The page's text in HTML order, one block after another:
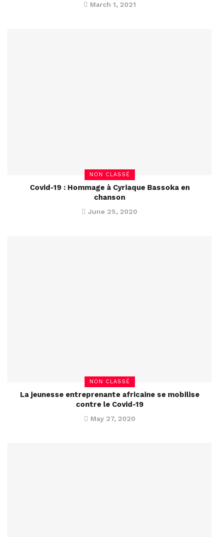
March 1, 2021
NON CLASSÉ
Covid-19 : Hommage à Cyriaque Bassoka en
chanson
June 25, 2020
NON CLASSÉ
La jeunesse entreprenante africaine se mobilise
contre le Covid-19
May 27, 2020